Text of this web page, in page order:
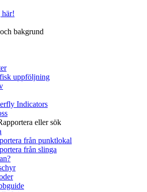
bakgrund
uppföljning
Indicators
eller sök
från punktlokal
från slinga